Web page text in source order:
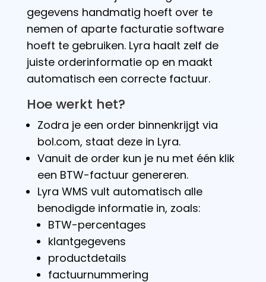
gegevens handmatig hoeft over te
nemen of aparte facturatie software
hoeft te gebruiken. Lyra haalt zelf de
juiste orderinformatie op en maakt
automatisch een correcte factuur.
Hoe werkt het?
Zodra je een order binnenkrijgt via
bol.com, staat deze in Lyra.
Vanuit de order kun je nu met één klik
een BTW-factuur genereren.
Lyra WMS vult automatisch alle
benodigde informatie in, zoals:
BTW-percentages
klantgegevens
productdetails
factuurnummering